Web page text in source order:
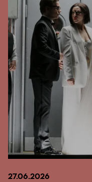
27.06.2026